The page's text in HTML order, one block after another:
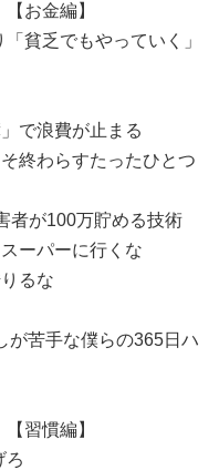
お金編】
貧乏でもやっていく」
で浪費が止まる
終わらすたったひとつ
が100万貯める技術
ーパーに行くな
るな
苦手な僕らの365日ハ
習慣編】
ろ